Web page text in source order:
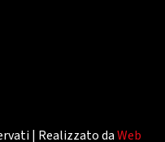
| Realizzato daWeb